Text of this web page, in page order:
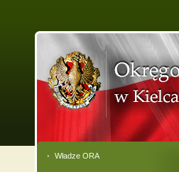
Władze ORA